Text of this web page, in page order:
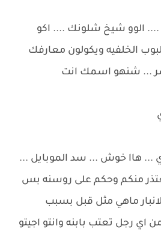
.... الوو شيخ شلونك .... اكو
الخلفيه ويكولون معارفك
... شنهو اسمك انت
... هاا خوش ... سد الموبايل ...
منكم وحكم على روسنه بس
ماهي مثل قبل بسبب
رجل تعتب بابنه وانتو اجيتو